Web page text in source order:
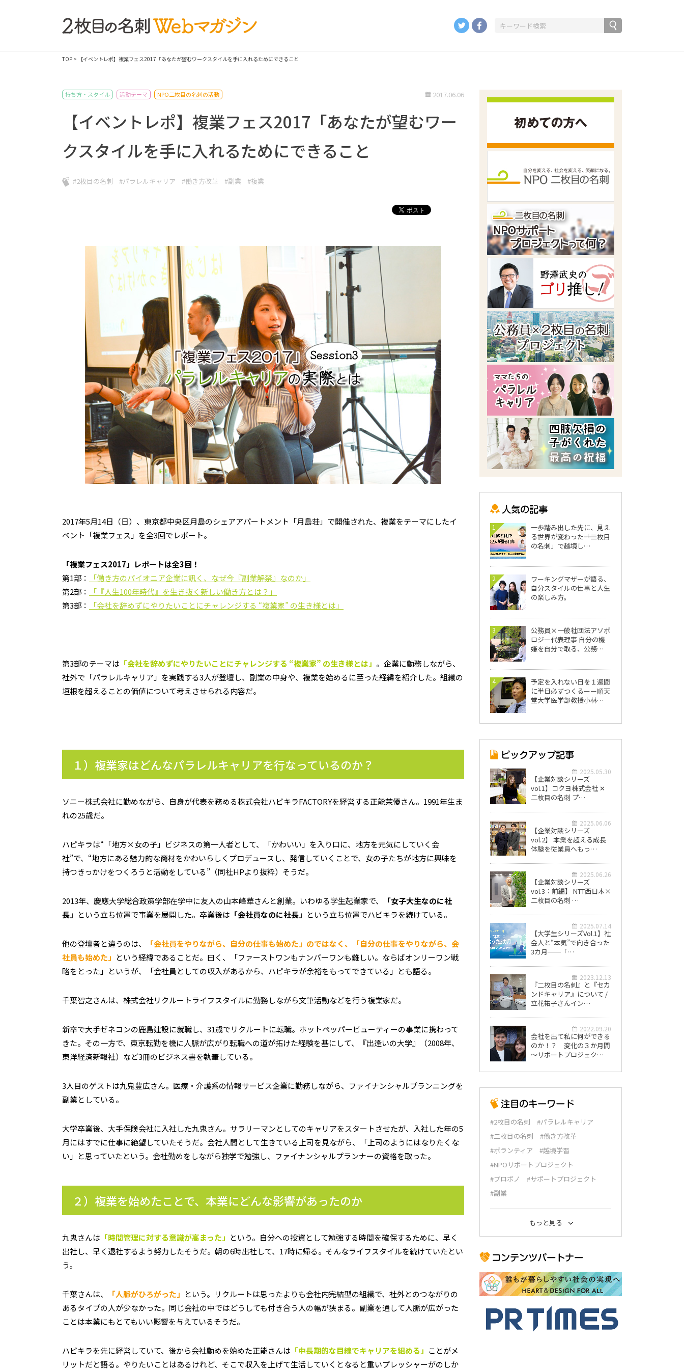
TOP > 【イベントレポ】複業フェス2017「あなたが望むワークスタイルを手に入れるためにできること
持ち方・スタイル 活動テーマ NPO二枚目の名刺の活動 2017.06.06
【イベントレポ】複業フェス2017「あなたが望むワー
クスタイルを手に入れるためにできること
#2枚目の名刺 #パラレルキャリア #働き方改革 #副業 #複業
2017年5月14日（日）、東京都中央区月島のシェアアパートメント「月島荘」で開催された、複業をテーマにしたイ
ベント「複業フェス」を全3回でレポート。
「複業フェス2017」レポートは全3回！
第1部：
「働き方のパイオニア企業に訊く、なぜ今『副業解禁』なのか」
第2部：
「『人生100年時代』を生き抜く新しい働き方とは？」
第3部：
「会社を辞めずにやりたいことにチャレンジする “複業家” の生き様とは」
第3部のテーマは 「会社を辞めずにやりたいことにチャレンジする “複業家” の生き様とは」 。企業に勤務しながら、
社外で「パラレルキャリア」を実践する3人が登壇し、副業の中身や、複業を始めるに至った経緯を紹介した。組織の
垣根を超えることの価値について考えさせられる内容だ。
１）複業家はどんなパラレルキャリアを行なっているのか？
ソニー株式会社に勤めながら、自身が代表を務める株式会社ハピキラFACTORYを経営する正能茉優さん。1991年生ま
れの25歳だ。
ハピキラは“「地方×女の子」ビジネスの第一人者として、「かわいい」を入り口に、地方を元気にしていく会
社”で、“地方にある魅力的な商材をかわいらしくプロデュースし、発信していくことで、女の子たちが地方に興味を
持つきっかけをつくろうと活動をしている”（同社HPより抜粋）そうだ。
2013年、慶應大学総合政策学部在学中に友人の山本峰華さんと創業。いわゆる学生起業家で、
「女子大生なのに社
長」 という立ち位置で事業を展開した。卒業後は 「会社員なのに社長」 という立ち位置でハピキラを続けている。
他の登壇者と違うのは、
「会社員をやりながら、自分の仕事も始めた」のではなく、「自分の仕事をやりながら、会
社員も始めた」 という経緯であることだ。曰く、「ファーストワンもナンバーワンも難しい。ならばオンリーワン戦
略をとった」というが、「会社員としての収入があるから、ハピキラが余裕をもってできている」とも語る。
千葉智之さんは、株式会社リクルートライフスタイルに勤務しながら文筆活動などを行う複業家だ。
新卒で大手ゼネコンの鹿島建設に就職し、31歳でリクルートに転職。ホットペッパービューティーの事業に携わって
きた。その一方で、東京転勤を機に人脈が広がり転職への道が拓けた経験を基にして、『出逢いの大学』（2008年、
東洋経済新報社）など3冊のビジネス書を執筆している。
3人目のゲストは九鬼豊広さん。医療・介護系の情報サービス企業に勤務しながら、ファイナンシャルプランニングを
副業としている。
大学卒業後、大手保険会社に入社した九鬼さん。サラリーマンとしてのキャリアをスタートさせたが、入社した年の5
月にはすでに仕事に絶望していたそうだ。会社人間として生きている上司を見ながら、「上司のようにはなりたくな
い」と思っていたという。会社勤めをしながら独学で勉強し、ファイナンシャルプランナーの資格を取った。
２）複業を始めたことで、本業にどんな影響があったのか
九鬼さんは 「時間管理に対する意識が高まった」 という。自分への投資として勉強する時間を確保するために、早く
出社し、早く退社するよう努力したそうだ。朝の6時出社して、17時に帰る。そんなライフスタイルを続けていたとい
う。
千葉さんは、 「人脈がひろがった」 という。リクルートは思ったよりも会社内完結型の組織で、社外とのつながりの
あるタイプの人が少なかった。同じ会社の中ではどうしても付き合う人の幅が狭まる。副業を通して人脈が広がった
ことは本業にもとてもいい影響を与えているそうだ。
ハピキラを先に経営していて、後から会社勤めを始めた正能さんは 「中長期的な目線でキャリアを組める」 ことがメ
リットだと語る。やりたいことはあるけれど、そこで収入を上げて生活していくとなると重いプレッシャーがのしか
1
一歩踏み出した先に、見え
る世界が変わった――「二枚目
の名刺」で越境し…
2
ワーキングマザーが語る、
自分スタイルの仕事と人生
の楽しみ方。
3
公務員×一般社団法アソボ
ロジー代表理事 自分の機
嫌を自分で取る、公務…
4
予定を入れない日を１週間
に半日必ずつくるーー順天
堂大学医学部教授小林…
2025.05.30
【企業対談シリーズ
vol.1】コクヨ株式会社 ✕
二枚目の名刺 プ…
2025.06.06
【企業対談シリーズ
vol.2】 本業を超える成長
体験を従業員へもっ…
2025.06.26
【企業対談シリーズ
vol.3：前編】 NTT西日本×
二枚目の名刺 …
2025.07.14
【大学生シリーズVol.1】社
会人と“本気”で向き合った
3カ月──「…
2023.12.13
『二枚目の名刺』と『セカ
ンドキャリア』について /
立花祐子さんイン…
2022.09.20
会社を出て私に何ができる
のか！？ 変化の３か月間
～サポートプロジェク…
#2枚目の名刺
#パラレルキャリア
#二枚目の名刺
#働き方改革
#ボランティア
#越境学習
#NPOサポートプロジェクト
#プロボノ
#サポートプロジェクト
#副業
もっと見る